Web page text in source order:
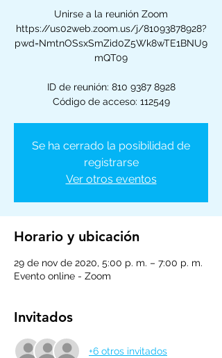
Unirse a la reunión Zoom
https://us02web.zoom.us/j/81093878928?
pwd=NmtnOSsxSmZid0Z5Wk8wTE1BNU9
mQT09
ID de reunión: 810 9387 8928
Código de acceso: 112549
Se ha cerrado la posibilidad de
registrarse
Ver otros eventos
Horario y ubicación
29 de nov de 2020, 5:00 p. m. – 7:00 p. m.
Evento online - Zoom
Invitados
+6 otros invitados